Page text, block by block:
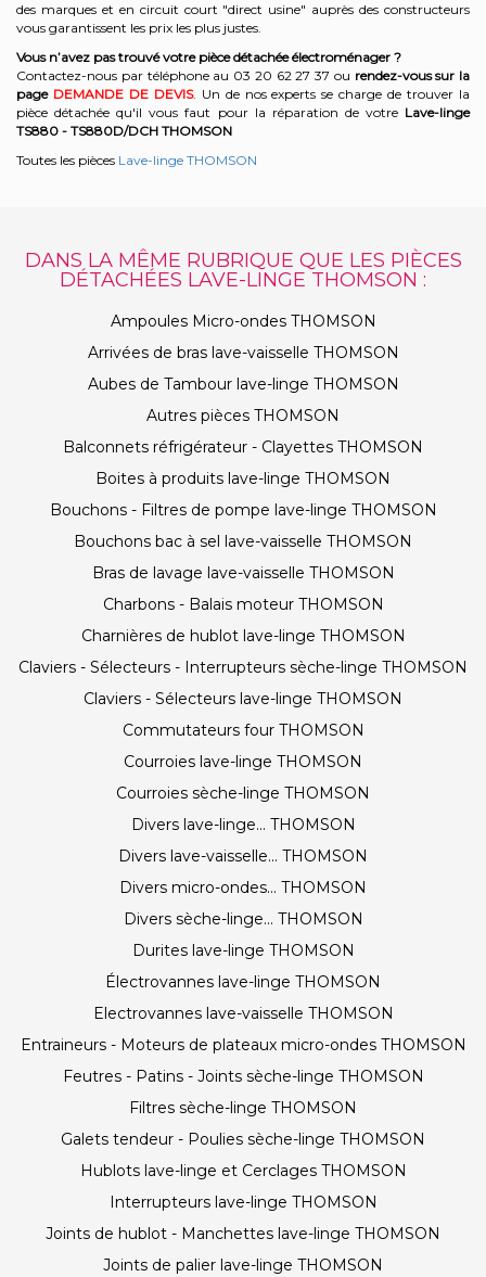
des marques et en circuit court "direct usine" auprès des constructeurs
vous garantissent les prix les plus justes.
Vous n’avez pas trouvé votre pièce détachée électroménager ?
Contactez-nous par téléphone au 03 20 62 27 37 ou rendez-vous sur la
page DEMANDE DE DEVIS. Un de nos experts se charge de trouver la
pièce détachée qu'il vous faut pour la réparation de votre Lave-linge
TS880 - TS880D/DCH THOMSON
Toutes les pièces Lave-linge THOMSON
DANS LA MÊME RUBRIQUE QUE LES PIÈCES
DÉTACHÉES LAVE-LINGE THOMSON :
Ampoules Micro-ondes THOMSON
Arrivées de bras lave-vaisselle THOMSON
Aubes de Tambour lave-linge THOMSON
Autres pièces THOMSON
Balconnets réfrigérateur - Clayettes THOMSON
Boites à produits lave-linge THOMSON
Bouchons - Filtres de pompe lave-linge THOMSON
Bouchons bac à sel lave-vaisselle THOMSON
Bras de lavage lave-vaisselle THOMSON
Charbons - Balais moteur THOMSON
Charnières de hublot lave-linge THOMSON
Claviers - Sélecteurs - Interrupteurs sèche-linge THOMSON
Claviers - Sélecteurs lave-linge THOMSON
Commutateurs four THOMSON
Courroies lave-linge THOMSON
Courroies sèche-linge THOMSON
Divers lave-linge... THOMSON
Divers lave-vaisselle... THOMSON
Divers micro-ondes... THOMSON
Divers sèche-linge... THOMSON
Durites lave-linge THOMSON
Électrovannes lave-linge THOMSON
Electrovannes lave-vaisselle THOMSON
Entraineurs - Moteurs de plateaux micro-ondes THOMSON
Feutres - Patins - Joints sèche-linge THOMSON
Filtres sèche-linge THOMSON
Galets tendeur - Poulies sèche-linge THOMSON
Hublots lave-linge et Cerclages THOMSON
Interrupteurs lave-linge THOMSON
Joints de hublot - Manchettes lave-linge THOMSON
Joints de palier lave-linge THOMSON